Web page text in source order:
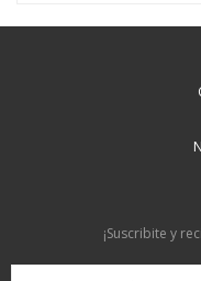
¡Suscribite y